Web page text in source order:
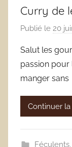
Curry de
Publié le 20
Salut les
passion pour
manger sans
Continuer
Féculents,